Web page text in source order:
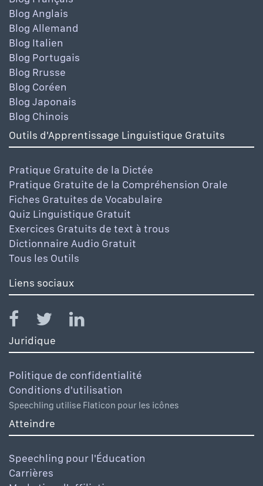
Blog Anglais
Blog Allemand
Blog Italien
Blog Portugais
Blog Rrusse
Blog Coréen
Blog Japonais
Blog Chinois
Outils d'Apprentissage Linguistique Gratuits
Pratique Gratuite de la Dictée
Pratique Gratuite de la Compréhension Orale
Fiches Gratuites de Vocabulaire
Quiz Linguistique Gratuit
Exercices Gratuits de text à trous
Dictionnaire Audio Gratuit
Tous les Outils
Liens sociaux
Juridique
Politique de confidentialité
Conditions d'utilisation
Speechling utilise Flaticon pour les icônes
Atteindre
Speechling pour l'Éducation
Carrières